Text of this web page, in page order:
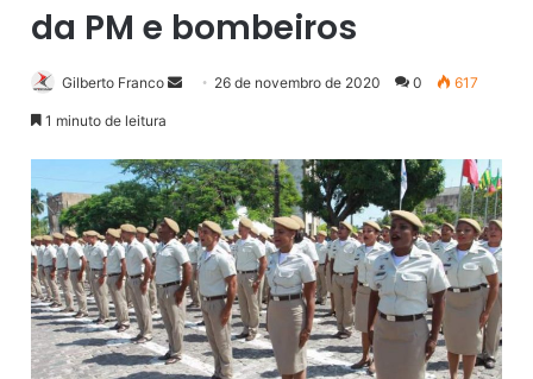
da PM e bombeiros
Gilberto Franco
d
e
u
m
e
-
m
a
26 de novembro de 2020 0 617
1 minuto de leitura